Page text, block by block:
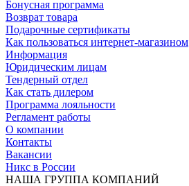
Бонусная программа
Возврат товара
Подарочные сертификаты
Как пользоваться интернет-магазином
Информация
Юридическим лицам
Тендерный отдел
Как стать дилером
Программа лояльности
Регламент работы
О компании
Контакты
Вакансии
Никс в России
НАША ГРУППА КОМПАНИЙ